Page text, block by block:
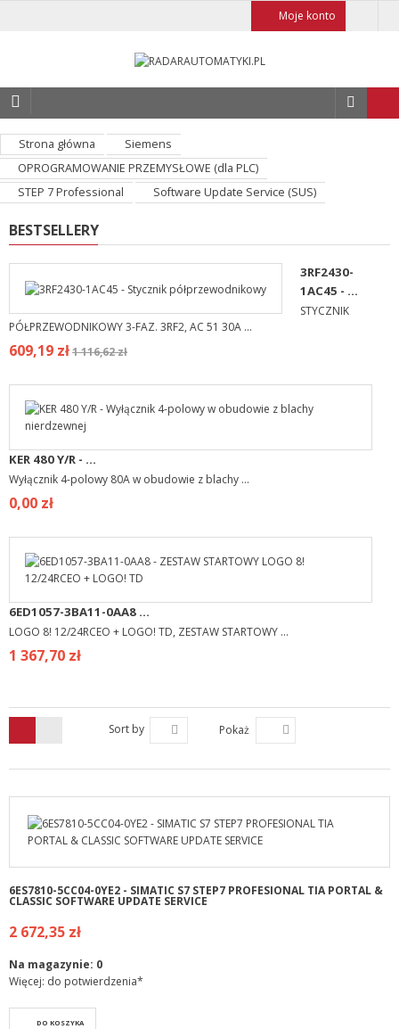
Moje konto
Strona główna
Siemens
OPROGRAMOWANIE PRZEMYSŁOWE (dla PLC)
STEP 7 Professional
Software Update Service (SUS)
BESTSELLERY
3RF2430-
1AC45 - ...
STYCZNIK
PÓŁPRZEWODNIKOWY 3-FAZ. 3RF2, AC 51 30A ...
609,19 zł1 116,62 zł
KER 480 Y/R - ...
Wyłącznik 4-polowy 80A w obudowie z blachy ...
0,00 zł
6ED1057-3BA11-0AA8 ...
LOGO 8! 12/24RCEO + LOGO! TD, ZESTAW STARTOWY ...
1 367,70 zł
Sort by Pokaż
6ES7810-5CC04-0YE2 - SIMATIC S7 STEP7 PROFESIONAL TIA PORTAL &
CLASSIC SOFTWARE UPDATE SERVICE
2 672,35 zł
Na magazynie: 0
Więcej: do potwierdzenia*
DO KOSZYKA